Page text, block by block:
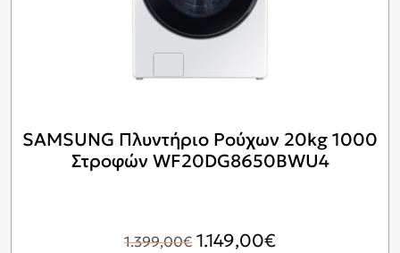
SAMSUNG Πλυντήριο Ρούχων 20kg 1000
Στροφών WF20DG8650BWU4
1.399,00€ Original
1.149,00€Η